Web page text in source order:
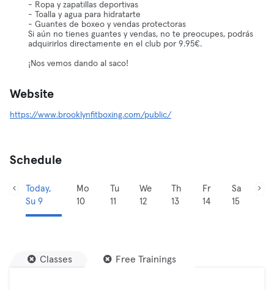
- Ropa y zapatillas deportivas
- Toalla y agua para hidratarte
- Guantes de boxeo y vendas protectoras
Si aún no tienes guantes y vendas, no te preocupes, podrás
adquirirlos directamente en el club por 9.95€.
¡Nos vemos dando al saco!
Website
https://www.brooklynfitboxing.com/public/
Schedule
Today,
Su 9
Mo
10
Tu
11
We
12
Th
13
Fr
14
Sa
15
Classes Free Trainings